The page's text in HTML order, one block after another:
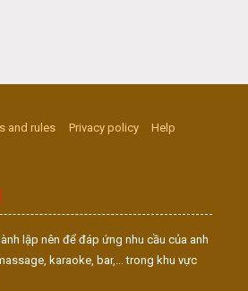
and rules Privacy policy
Help
lập nên để đáp ứng nhu cầu của anh
karaoke, bar,... trong khu vực